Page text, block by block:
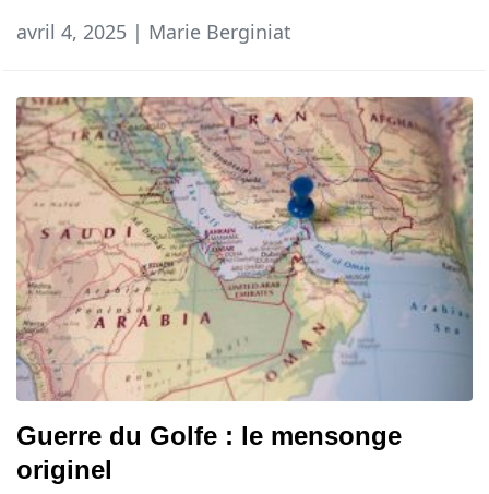
avril 4, 2025 | Marie Berginiat
Guerre du Golfe : le mensonge
originel